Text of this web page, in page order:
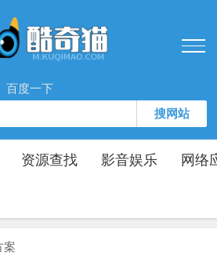
百度一下
搜网站
资源查找 影音娱乐 网络
案